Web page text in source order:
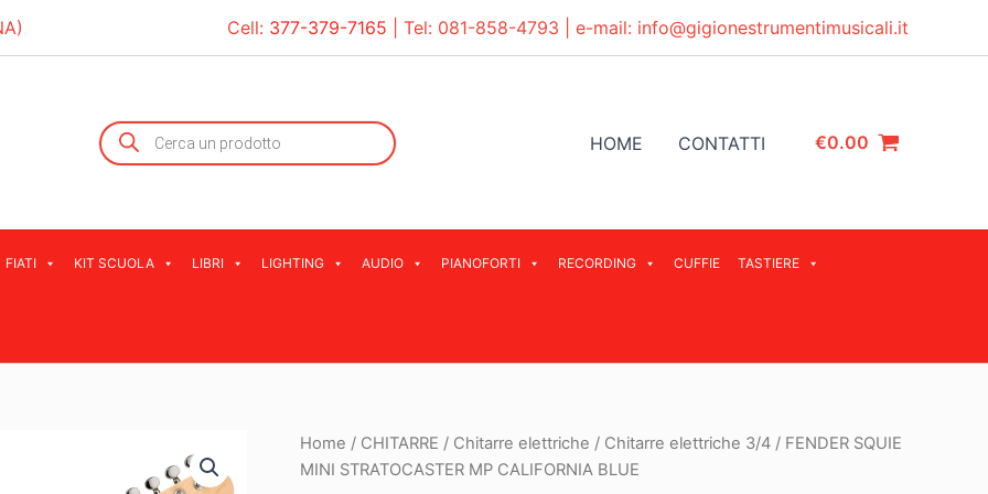
Cell: 377-379-7165 | Tel: 081-858-4793 | e-mail: info@gigionestrumentimusicali.it
Products
search
HOME CONTATTI €0.00
FIATI KIT SCUOLA LIBRI LIGHTING AUDIO PIANOFORTI RECORDING CUFFIE TASTIERE
Home / CHITARRE / Chitarre elettriche / Chitarre elettriche 3/4 / FENDER SQUIE
MINI STRATOCASTER MP CALIFORNIA BLUE